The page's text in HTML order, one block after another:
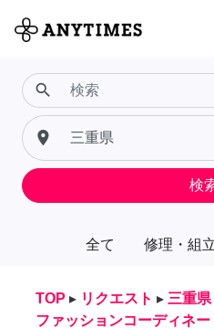
全て 修理・組
search
place
検
TOP ▸ リクエスト ▸ 三重県
ファッションコーディネー